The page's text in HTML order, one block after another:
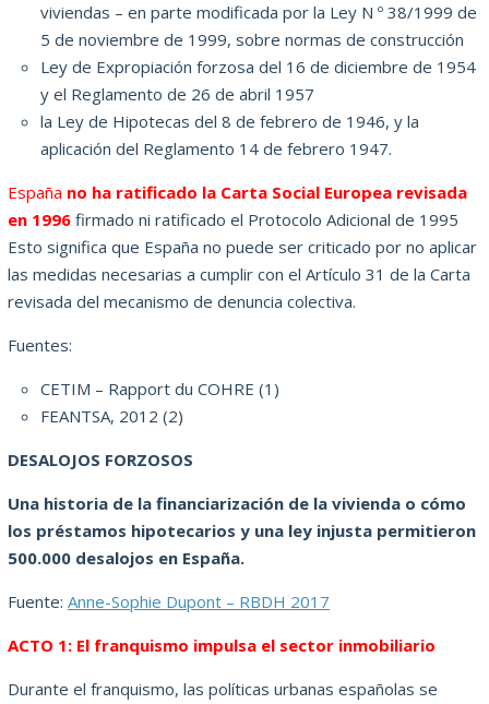
viviendas – en parte modificada por la Ley N º 38/1999 de
5 de noviembre de 1999, sobre normas de construcción
Ley de Expropiación forzosa del 16 de diciembre de 1954
y el Reglamento de 26 de abril 1957
la Ley de Hipotecas del 8 de febrero de 1946, y la
aplicación del Reglamento 14 de febrero 1947.
España no ha ratificado la Carta Social Europea revisada
en 1996 firmado ni ratificado el Protocolo Adicional de 1995
Esto significa que España no puede ser criticado por no aplicar
las medidas necesarias a cumplir con el Artículo 31 de la Carta
revisada del mecanismo de denuncia colectiva.
Fuentes:
CETIM – Rapport du COHRE (1)
FEANTSA, 2012 (2)
DESALOJOS FORZOSOS
Una historia de la financiarización de la vivienda o cómo
los préstamos hipotecarios y una ley injusta permitieron
500.000 desalojos en España.
Fuente: Anne-Sophie Dupont – RBDH 2017
ACTO 1: El franquismo impulsa el sector inmobiliario
Durante el franquismo, las políticas urbanas españolas se